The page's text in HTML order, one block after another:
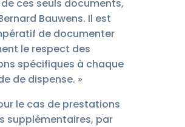
ces seuls documents,
Bauwens. Il est
de documenter
le respect des
spécifiques à chaque
de dispense. »
le cas de prestations
supplémentaires, par